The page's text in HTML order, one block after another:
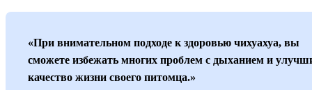
«При внимательном подходе к здоровью чихуахуа, вы
сможете избежать многих проблем с дыханием и
качество жизни своего питомца.»